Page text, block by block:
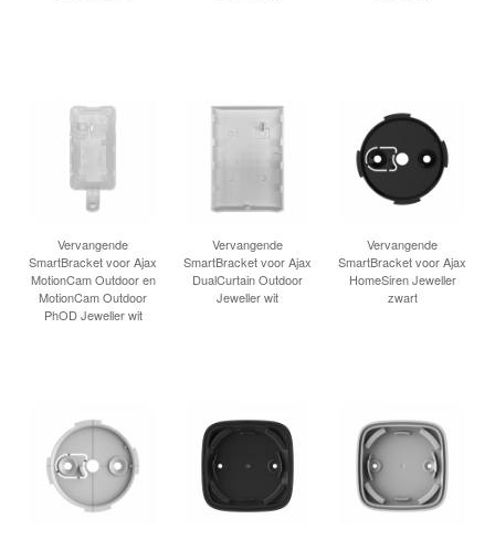
Vervangende
SmartBracket voor Ajax
MotionCam Outdoor en
MotionCam Outdoor
PhOD Jeweller wit
Vervangende
SmartBracket voor Ajax
DualCurtain Outdoor
Jeweller wit
Vervangende
SmartBracket voor Ajax
HomeSiren Jeweller
zwart